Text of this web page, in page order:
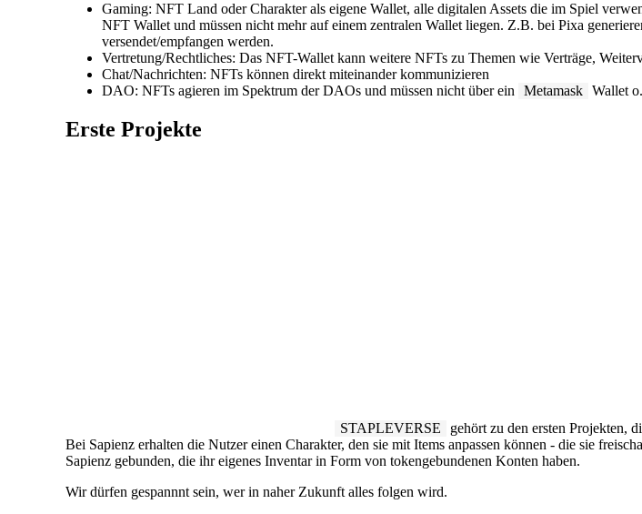
Gaming: NFT Land oder Charakter als eigene Wallet, alle digitalen Assets die im Spiel
NFT Wallet und müssen nicht mehr auf einem zentralen Wallet liegen. Z.B. bei Pixa
versendet/empfangen werden.
Vertretung/Rechtliches: Das NFT-Wallet kann weitere NFTs zu Themen wie Verträge,
Chat/Nachrichten: NFTs können direkt miteinander kommunizieren
DAO: NFTs agieren im Spektrum der DAOs und müssen nicht über ein Metamask Wallet
Erste Projekte
STAPLEVERSE
gehört zu den ersten Projekten,
Bei Sapienz erhalten die Nutzer einen Charakter, den sie mit Items anpassen können - die sie
Sapienz gebunden, die ihr eigenes Inventar in Form von tokengebundenen Konten haben.
Wir dürfen gespannnt sein, wer in naher Zukunft alles folgen wird.